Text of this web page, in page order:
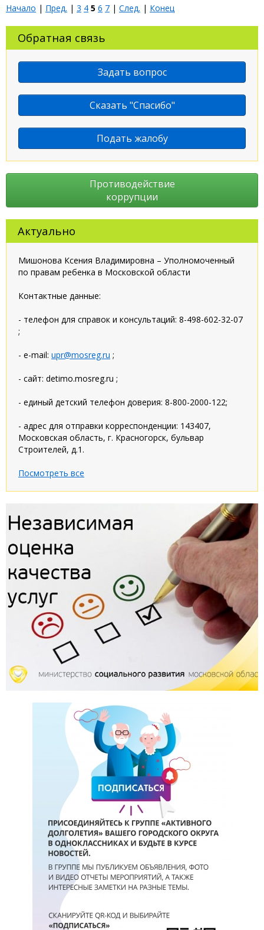
Начало | Пред. | 3 4 5 6 7 | След. | Конец
Обратная связь
Задать вопрос
Сказать "Спасибо"
Подать жалобу
Противодействие
коррупции
Актуально
Мишонова Ксения Владимировна – Уполномоченный
по правам ребенка в Московской области
Контактные данные:
- телефон для справок и консультаций: 8-498-602-32-07
;
- e-mail: upr@mosreg.ru ;
- сайт: detimo.mosreg.ru ;
- единый детский телефон доверия: 8-800-2000-122;
- адрес для отправки корреспонденции: 143407,
Московская область, г. Красногорск, бульвар
Строителей, д.1.
Посмотреть все